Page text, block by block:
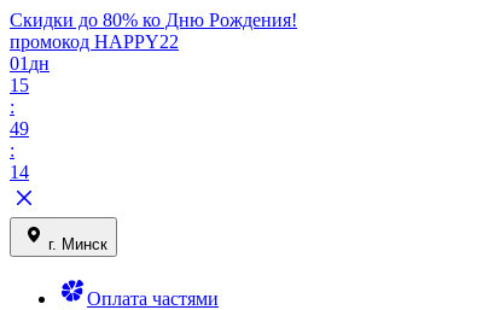
Скидки до 80% ко Дню Рождения!
промокод HAPPY22
01 дн
15
:
49
:
14
г. Минск
Оплата частями